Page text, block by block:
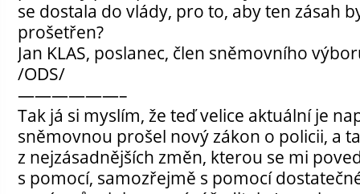
se dostala do vlády, pro to, aby ten zásah
prošetřen?
Jan KLAS, poslanec, člen sněmovního
/ODS/
——————–
Tak já si myslím, že teď velice aktuální je
sněmovnou prošel nový zákon o policii, a
z nejzásadnějších změn, kterou se mi
s pomocí, samozřejmě s pomocí